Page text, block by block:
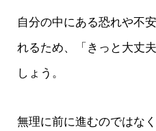
自分の中にある恐れや不
れるため、「きっと大丈
しょう。
無理に前に進むのではな